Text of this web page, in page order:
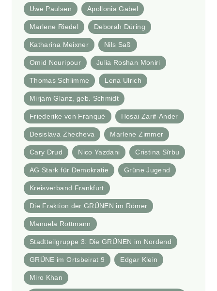
Uwe Paulsen Apollonia Gabel
Marlene Riedel Deborah Düring
Katharina Meixner Nils Saß
Omid Nouripour Julia Roshan Moniri
Thomas Schlimme Lena Ulrich
Mirjam Glanz, geb. Schmidt
Friederike von Franqué Hosai Zarif-Ander
Desislava Zhecheva Marlene Zimmer
Cary Drud Nico Yazdani Cristina Sîrbu
AG Stark für Demokratie Grüne Jugend
Kreisverband Frankfurt
Die Fraktion der GRÜNEN im Römer
Manuela Rottmann
Stadtteilgruppe 3: Die GRÜNEN im Nordend
GRÜNE im Ortsbeirat 9 Edgar Klein
Miro Khan